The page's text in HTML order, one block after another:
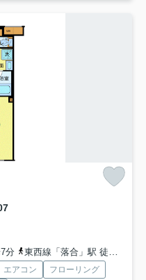
分
東西線「落合」駅 徒歩11分
エアコン
フローリング